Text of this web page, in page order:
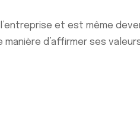
et est même
d’affirmer ses